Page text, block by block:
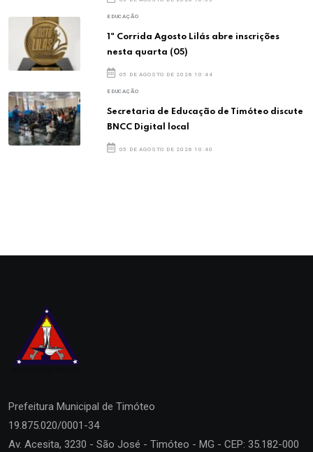
EDUCAÇÃO
1ª Corrida Agosto Lilás abre inscrições
nesta quarta (05)
05 DE AGOSTO DE 2026 10:44
EDUCAÇÃO
Secretaria de Educação de Timóteo discute
BNCC Digital local
05 DE AGOSTO DE 2026 10:40
Prefeitura Municipal de Timóteo
19.875.020/0001-34
Av. Acesita, 3230 - São José - Timóteo - MG - CEP: 35.182-000